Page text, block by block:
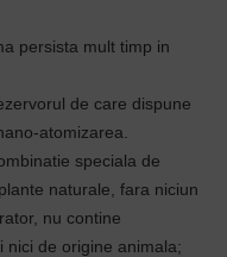
persista mult timp in
de care dispune
atomizarea.
speciala de
naturale, fara niciun
nu contine
nici de origine animala;